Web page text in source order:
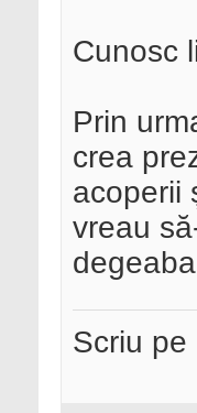
Cunosc
Prin
crea
acoperii
vreau
Scriu pe